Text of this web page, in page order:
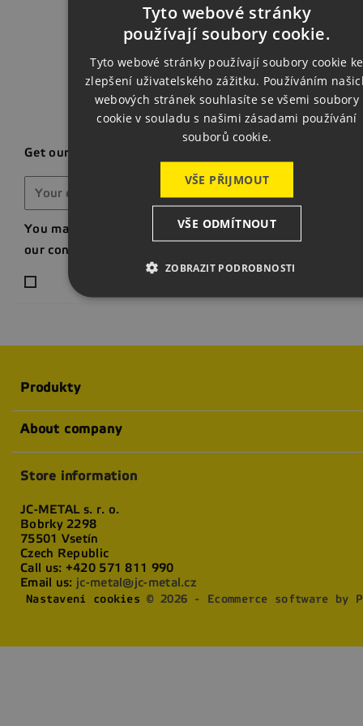
Get our latest news and special sales
You may unsubscribe at any moment. For that purpose,
our contact info in the legal notice.
Produkty
About company
Store information
JC-METAL s. r. o.
Bobrky 2298
75501 Vsetín
Czech Republic
Call us: +420 571 811 990
Email us: jc-metal@jc-metal.cz
Nastavení cookies © 2026 - Ecommerce software by
ENGLISH
GERMAN
Tyto webové stránky
používají soubory cookie.
Tyto webové stránky používají soubory cookie ke
zlepšení uživatelského zážitku. Používáním
webových stránek souhlasíte se všemi soubory
cookie v souladu s našimi zásadami používání
souborů cookie.
VŠE PŘIJMOUT
VŠE ODMÍTNOUT
ZOBRAZIT PODROBNOSTI